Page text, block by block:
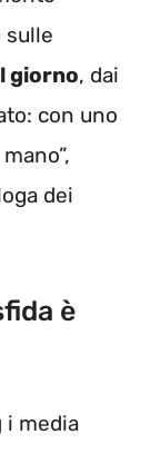
sulle
giorno, dai
con uno
dei
è
i media